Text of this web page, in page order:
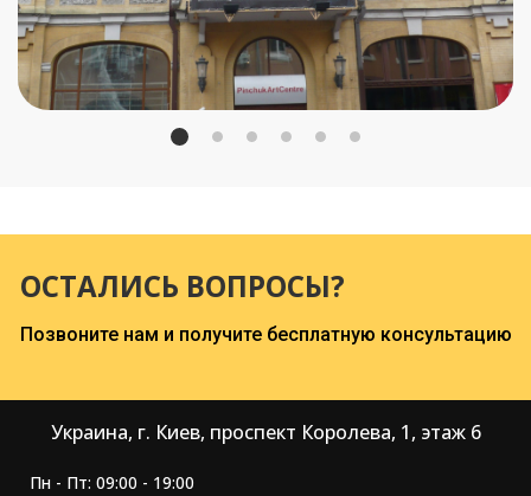
ОСТАЛИСЬ ВОПРОСЫ?
Позвоните нам и получите бесплатную консультацию
Пн - Пт: 09:00 - 19:00
Украина, г. Киев, проспект Королева, 1, этаж 6